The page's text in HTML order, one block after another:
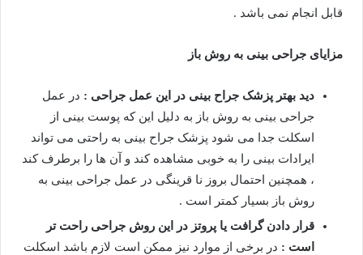
قابل انجام نمی باشد .
مزایای جراحی بینی به روش باز
دید بهتر پزشک جراح بینی در این عمل جراحی : در عمل
جراحی بینی به روش باز به دلیل این که پوست بینی از
اسکلت جدا می شود پزشک جراح بینی به راحتی می تواند
ایرادات بینی را به خوبی مشاهده کند و آن ها را برطرف کند
، همچنین احتمال بروز نا قرینگی در عمل جراحی بینی به
روش باز بسیار کمتر است .
قرار دادن گرافت یا پروتز در این روش جراحی راحت تر
است : در برخی از موارد نیز ممکن است لازم باشد اسکلت